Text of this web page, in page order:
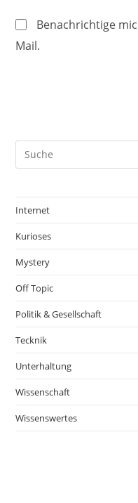
Benachrichtige
Mail.
Internet
Kurioses
Mystery
Off Topic
Politik & Gesellschaft
Tecknik
Unterhaltung
Wissenschaft
Wissenswertes